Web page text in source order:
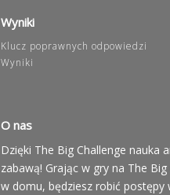
Wyniki
Klucz poprawnych odpowiedzi
Wyniki
O nas
Dzięki The Big Challenge nauka
zabawą! Grając w gry na The
w domu, będziesz robić postępy